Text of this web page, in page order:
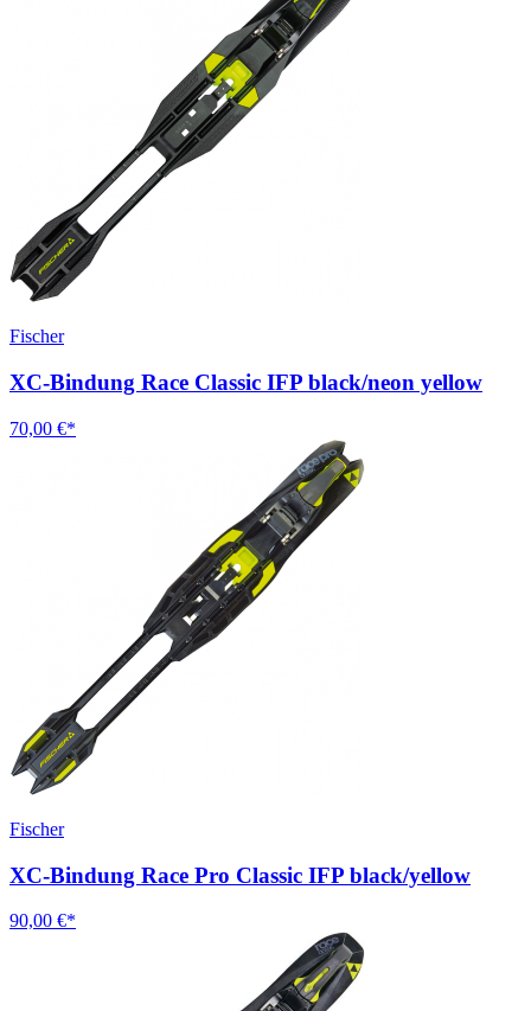
Fischer
XC-Bindung Race Classic IFP black/neon yellow
70,00 €*
Fischer
XC-Bindung Race Pro Classic IFP black/yellow
90,00 €*